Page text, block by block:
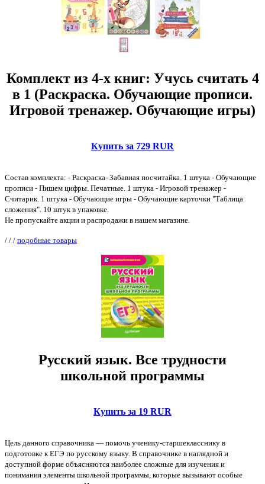
Комплект из 4-х книг: Учусь считать 4
в 1 (Раскраска. Обучающие прописи.
Игровой тренажер. Обучающие игры)
Купить за 729 RUR
Состав комплекта: - Раскраска- Забавная посчитайка. 1 штука - Обучающие
прописи - Пишем цифры. Печатные. 1 штука - Игровой тренажер -
Считарик. 1 штука - Обучающие игры - Обучающие карточки "Таблица
сложения". 10 штук в упаковке.
Не пропускайте акции и распродажи в нашем магазине.
/ / / подобные товары
Русский язык. Все трудности
школьной программы
Купить за 19 RUR
Цель данного справочника — помочь ученику-старшекласснику в
подготовке к ЕГЭ по русскому языку. В справочнике в наглядной и
доступной форме объясняются наиболее сложные для изучения и
понимания элементы школьной программы, которые вызывают особые